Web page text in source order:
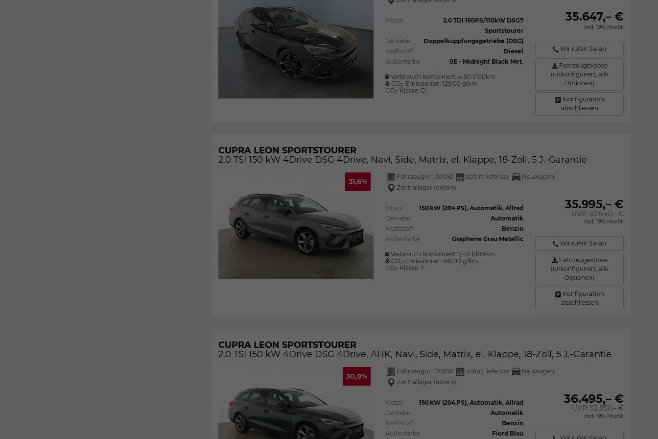
Motor
2.0 TDI 150PS/110kW DSG7
Sportstourer
Getriebe
Doppelkupplungsgetriebe (DSG)
Kraftstoff
Diesel
Außenfarbe
0E - Midnight Black Met.
Verbrauch kombiniert: 4,90 l/100km
CO2-Emissionen: 129,00 g/km
CO2-Klasse: D
35.647,– €
incl. 19% MwSt.
Wir rufen Sie an
Fahrzeugexpose
(unkonfiguriert, alle
Optionen)
Konfiguration
abschliessen
CUPRA LEON SPORTSTOURER
2.0 TSI 150 kW 4Drive DSG 4Drive, Navi, Side, Matrix, el. Klappe, 18-Zoll, 5 J.-Garantie
31,6%
Fahrzeugnr.: 30092 sofort lieferbar
Neuwagen
Zentrallager (extern)
Motor
150 kW (204 PS), Automatik, Allrad
Getriebe
Automatik
Kraftstoff
Benzin
Außenfarbe
Graphene Grau Metallic
Verbrauch kombiniert: 7,40 l/100km
CO2-Emissionen: 168,00 g/km
CO2-Klasse: F
35.995,– €
UVP:52.640,– €
incl. 19% MwSt.
Wir rufen Sie an
Fahrzeugexpose
(unkonfiguriert, alle
Optionen)
Konfiguration
abschliessen
CUPRA LEON SPORTSTOURER
2.0 TSI 150 kW 4Drive DSG 4Drive, AHK, Navi, Side, Matrix, el. Klappe, 18-Zoll, 5 J.-Garantie
30,9%
Fahrzeugnr.: 30095 sofort lieferbar
Neuwagen
Zentrallager (extern)
Motor
150 kW (204 PS), Automatik, Allrad
Getriebe
Automatik
Kraftstoff
Benzin
Außenfarbe
Fiord Blau
36.495,– €
UVP:52.850,– €
incl. 19% MwSt.